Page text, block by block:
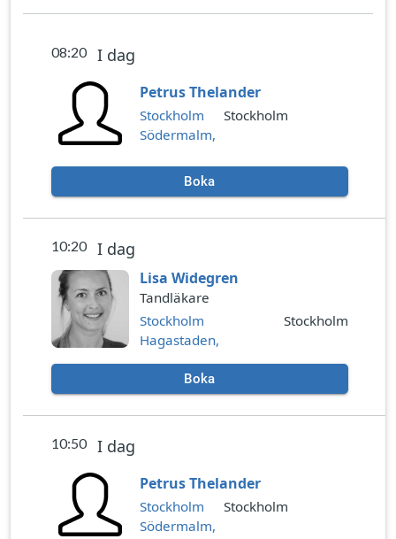
08:20 I dag
Petrus Thelander
Stockholm
Södermalm,
Stockholm
Boka
10:20 I dag
Lisa Widegren
Tandläkare
Stockholm
Hagastaden,
Stockholm
Boka
10:50 I dag
Petrus Thelander
Stockholm
Södermalm,
Stockholm